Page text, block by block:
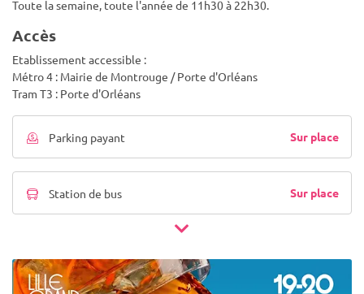
Toute la semaine, toute l'année de 11h30 à 22h30.
Accès
Etablissement accessible :
Métro 4 : Mairie de Montrouge / Porte d'Orléans
Tram T3 : Porte d'Orléans
Parking payant Sur place
Station de bus Sur place